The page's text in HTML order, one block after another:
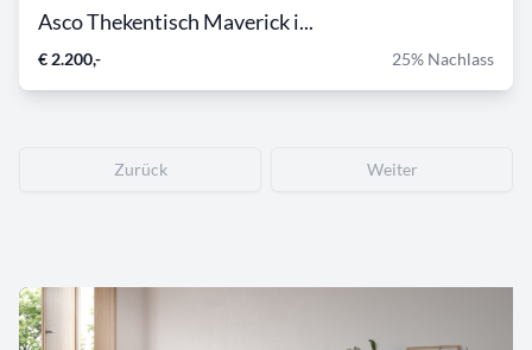
Asco Thekentisch Maverick i...
€ 2.200,- 25% Nachlass
Zurück Weiter